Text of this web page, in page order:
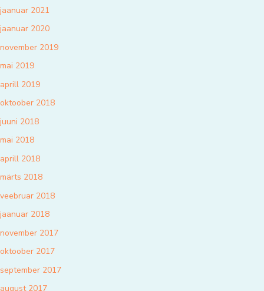
jaanuar 2021
jaanuar 2020
november 2019
mai 2019
aprill 2019
oktoober 2018
juuni 2018
mai 2018
aprill 2018
märts 2018
veebruar 2018
jaanuar 2018
november 2017
oktoober 2017
september 2017
august 2017